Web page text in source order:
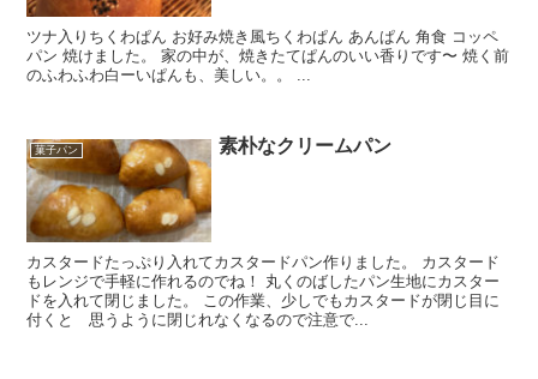
ツナ入りちくわぱん お好み焼き風ちくわぱん あんぱん 角食 コッペ
パン 焼けました。 家の中が、焼きたてぱんのいい香りです〜 焼く前
のふわふわ白ーいぱんも、美しい。。 ...
菓子パン 素朴なクリームパン
カスタードたっぷり入れてカスタードパン作りました。 カスタード
もレンジで手軽に作れるのでね！ 丸くのばしたパン生地にカスター
ドを入れて閉じました。 この作業、少しでもカスタードが閉じ目に
付くと 思うように閉じれなくなるので注意で...